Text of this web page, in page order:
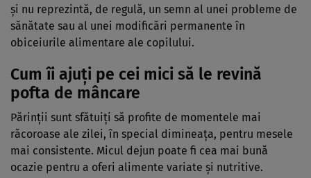
și nu reprezintă, de regulă, un semn al unei probleme de
sănătate sau al unei modificări permanente în
obiceiurile alimentare ale copilului.
Cum îi ajuți pe cei mici să le revină
pofta de mâncare
Părinții sunt sfătuiți să profite de momentele mai
răcoroase ale zilei, în special dimineața, pentru mesele
mai consistente. Micul dejun poate fi cea mai bună
ocazie pentru a oferi alimente variate și nutritive.